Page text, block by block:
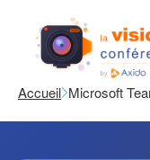
Accueil Microsoft